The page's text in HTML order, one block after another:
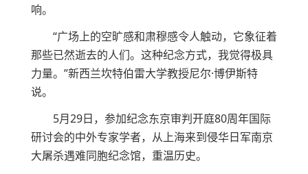
响。
“广场上的空旷感和肃穆感令人触动，它象征着
那些已然逝去的人们。这种纪念方式，我觉得极具
力量。”新西兰坎特伯雷大学教授尼尔·博伊斯特
说。
5月29日，参加纪念东京审判开庭80周年国际
研讨会的中外专家学者，从上海来到侵华日军南京
大屠杀遇难同胞纪念馆，重温历史。